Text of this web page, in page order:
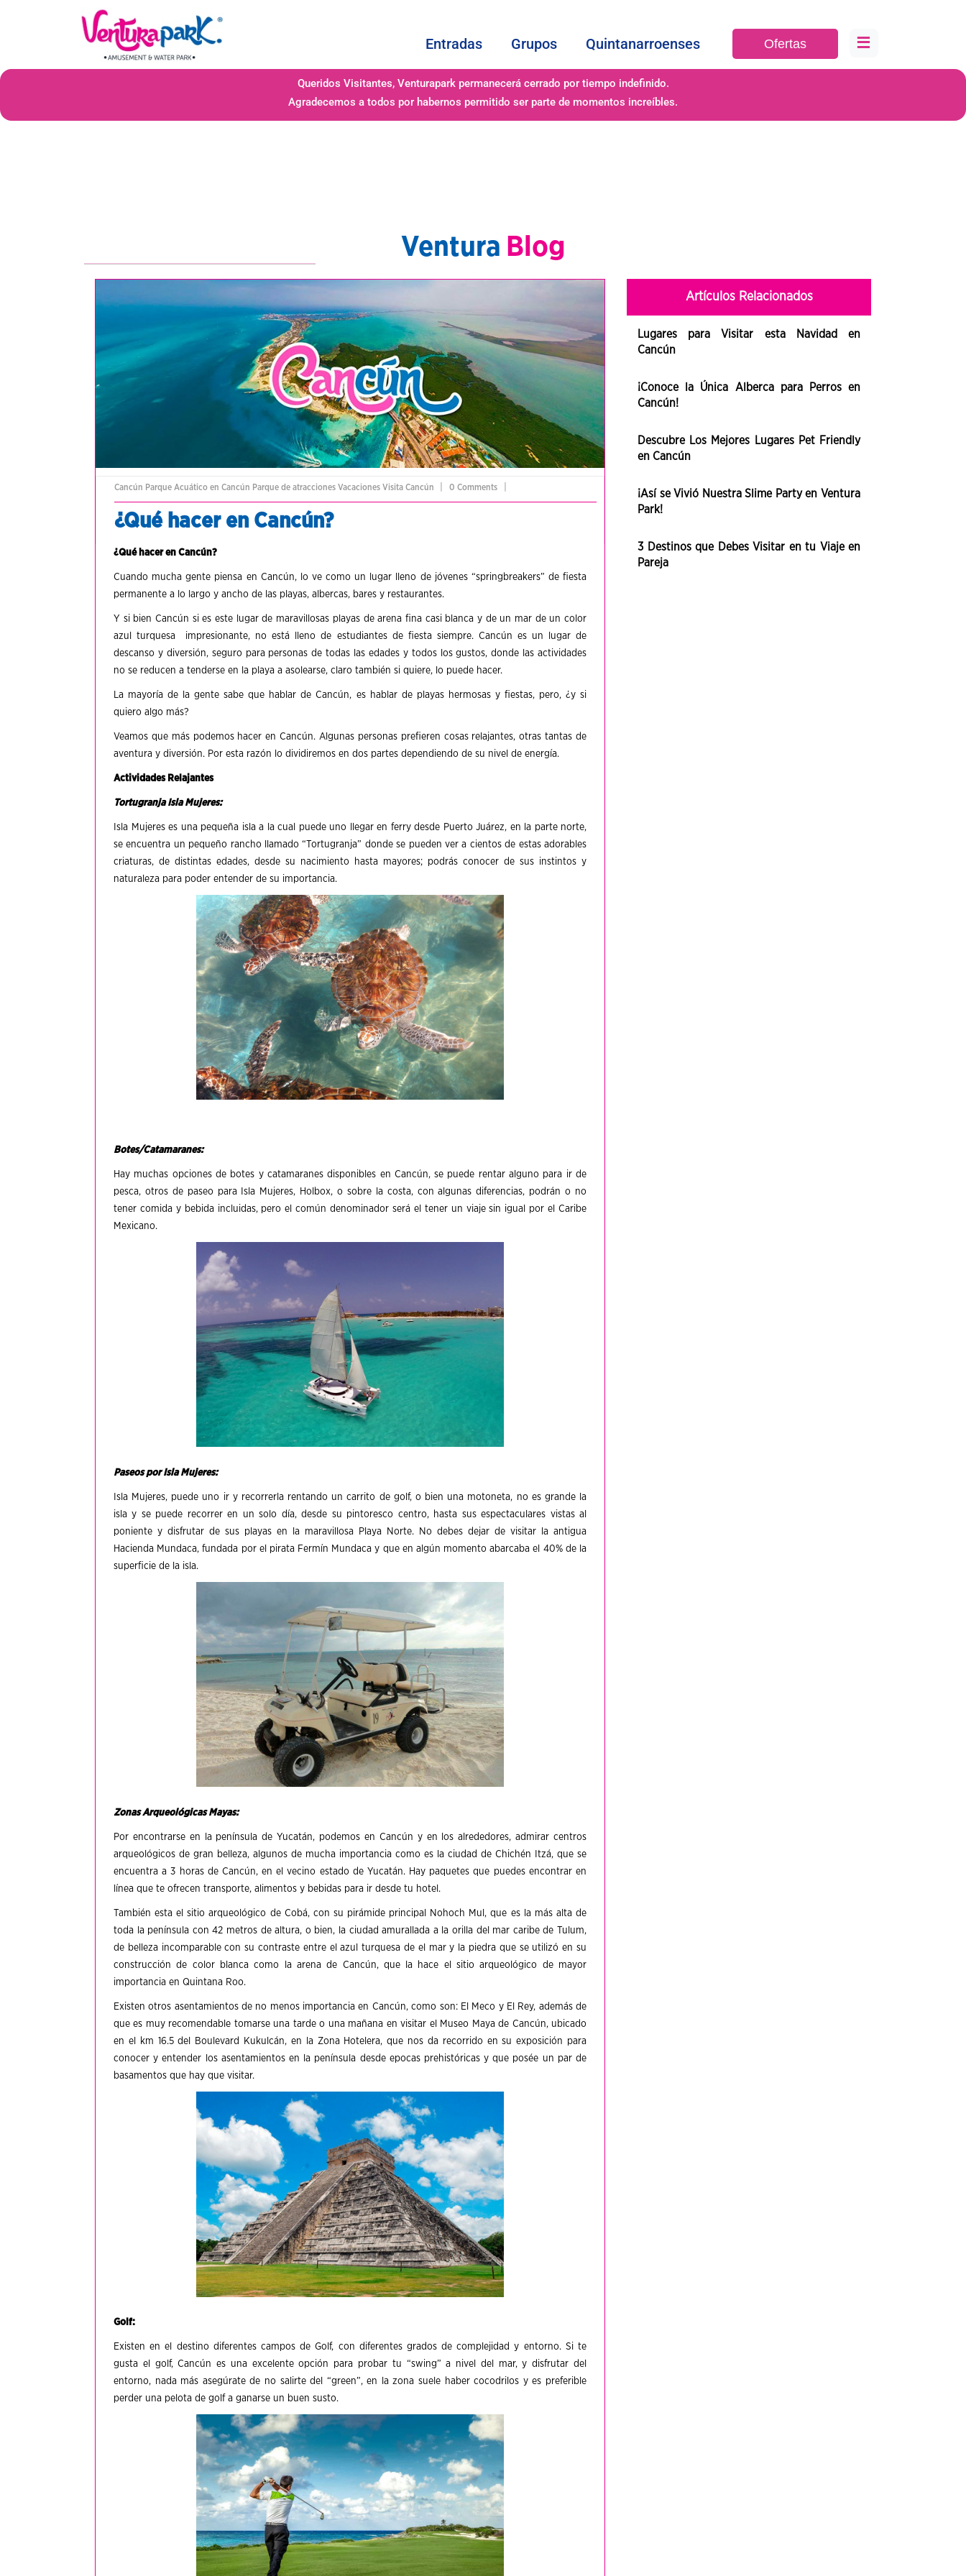
Entradas Grupos Quintanarroenses Ofertas ≡
Queridos Visitantes, Venturapark permanecerá cerrado por tiempo indefinido.
Agradecemos a todos por habernos permitido ser parte de momentos increíbles.
Ventura Blog
Cancún Parque Acuático en Cancún Parque de atracciones Vacaciones Visita Cancún 0 Comments
¿Qué hacer en Cancún?
¿Qué hacer en Cancún?
Cuando mucha gente piensa en Cancún, lo ve como un lugar lleno de jóvenes “springbreakers” de fiesta
permanente a lo largo y ancho de las playas, albercas, bares y restaurantes.
Y si bien Cancún si es este lugar de maravillosas playas de arena fina casi blanca y de un mar de un color
azul turquesa impresionante, no está lleno de estudiantes de fiesta siempre. Cancún es un lugar de
descanso y diversión, seguro para personas de todas las edades y todos los gustos, donde las actividades
no se reducen a tenderse en la playa a asolearse, claro también si quiere, lo puede hacer.
La mayoría de la gente sabe que hablar de Cancún, es hablar de playas hermosas y fiestas, pero, ¿y si
quiero algo más?
Veamos que más podemos hacer en Cancún. Algunas personas prefieren cosas relajantes, otras tantas de
aventura y diversión. Por esta razón lo dividiremos en dos partes dependiendo de su nivel de energía.
Actividades Relajantes
Tortugranja Isla Mujeres:
Isla Mujeres es una pequeña isla a la cual
puede uno llegar en ferry desde Puerto Juárez, en la parte norte,
se encuentra un pequeño rancho llamado “Tortugranja” donde se pueden ver a cientos de estas adorables
criaturas, de distintas edades, desde su nacimiento hasta mayores; podrás conocer de sus instintos y
naturaleza para poder entender de su importancia.
Botes/Catamaranes:
Hay muchas opciones de botes y catamaranes disponibles en Cancún, se puede rentar alguno para ir de
pesca, otros de paseo para Isla Mujeres, Holbox, o sobre la costa, con algunas diferencias, podrán o no
tener comida y bebida incluidas, pero el común denominador será el tener un viaje sin igual por el Caribe
Mexicano.
Paseos por Isla Mujeres:
Isla Mujeres, puede uno ir y recorrerla rentando un carrito de golf, o bien una motoneta, no es grande la
isla y se puede recorrer en un solo día, desde su pintoresco centro, hasta sus espectaculares vistas al
poniente y disfrutar de sus playas en la maravillosa Playa Norte. No debes dejar de visitar la antigua
Hacienda Mundaca, fundada por el pirata Fermín Mundaca y que en algún momento abarcaba el 40% de la
superficie de la isla.
Zonas Arqueológicas Mayas:
Por encontrarse en la península de Yucatán, podemos en Cancún y en los alrededores, admirar centros
arqueológicos de gran belleza, algunos de mucha importancia como es la ciudad de Chichén Itzá, que se
encuentra a 3 horas de Cancún, en el vecino estado de Yucatán. Hay paquetes que puedes encontrar en
línea que te ofrecen transporte, alimentos y bebidas para ir desde tu hotel.
También esta el sitio arqueológico de Cobá, con su pirámide principal Nohoch Mul, que es la más alta de
toda la península con 42 metros de altura, o bien, la ciudad amurallada a la orilla del mar caribe de Tulum,
de belleza incomparable con su contraste entre el azul turquesa de el mar y la piedra que se utilizó en su
construcción de color blanca como la arena de Cancún, que la hace el sitio arqueológico de mayor
importancia en Quintana Roo.
Existen otros asentamientos de no menos importancia en Cancún, como son: El Meco y El Rey, además de
que es muy recomendable tomarse una tarde o una mañana en visitar el Museo Maya de Cancún, ubicado
en el km 16.5 del Boulevard Kukulcán, en la Zona Hotelera, que nos da recorrido en su exposición para
conocer y entender los asentamientos en la península desde epocas prehistóricas y que posée un par de
basamentos que hay que visitar.
Golf:
Existen en el destino diferentes campos de Golf, con diferentes grados de complejidad y entorno. Si te
gusta el golf, Cancún es una excelente opción para probar tu “swing” a nivel del mar, y disfrutar del
entorno, nada más asegúrate de no salirte del “green”, en la zona suele haber cocodrilos y es preferible
perder una pelota de golf a ganarse un buen susto.
Artículos Relacionados
Lugares para Visitar esta Navidad en
Cancún
¡Conoce la Única Alberca para Perros en
Cancún!
Descubre Los Mejores Lugares Pet Friendly
en Cancún
¡Así se Vivió Nuestra Slime Party en Ventura
Park!
3 Destinos que Debes Visitar en tu Viaje en
Pareja